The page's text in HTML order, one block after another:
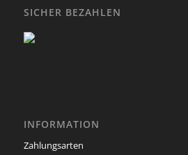
SICHER BEZAHLEN
INFORMATION
Zahlungsarten